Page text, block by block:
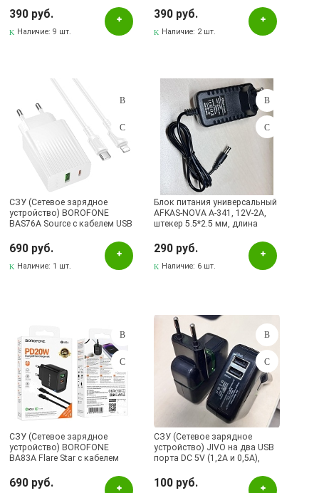
метр, цвет белый
390 руб.
Наличие:9 шт.
цвет белый
390 руб.
Наличие: 2 шт.
СЗУ (Сетевое зарядное
устройство) BOROFONE
BAS76A Source с кабелем USB
USB Type C, 1 USB A, PD30W,
QC3.0, длина 1 метр, цвет
белый
690 руб.
Наличие: 1 шт.
Блок питания универсальный
AFKAS-NOVA A-341, 12V-2A,
штекер 5.5*2.5 мм, длина
290 руб.
Наличие: 6 шт.
СЗУ (Сетевое зарядное
устройство) BOROFONE
BA83A Flare Star с кабелем
USB Type C, 1 USB A, PD20W,
QC3.0, длина 1 метр, цвет
690 руб.
СЗУ (Сетевое зарядное
устройство) JIVO на два USB
порта DC 5V (1,2А и 0,5А),
100 руб.